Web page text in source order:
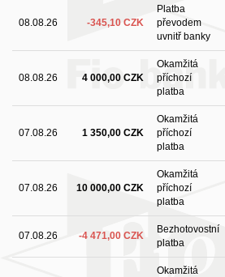
08.08.26 -345,10 CZK
Platba
převodem
uvnitř banky
08.08.26 4 000,00 CZK
Okamžitá
příchozí
platba
07.08.26 1 350,00 CZK
Okamžitá
příchozí
platba
07.08.26 10 000,00 CZK
Okamžitá
příchozí
platba
07.08.26 -4 471,00 CZK
Bezhotovostní
platba
Okamžitá